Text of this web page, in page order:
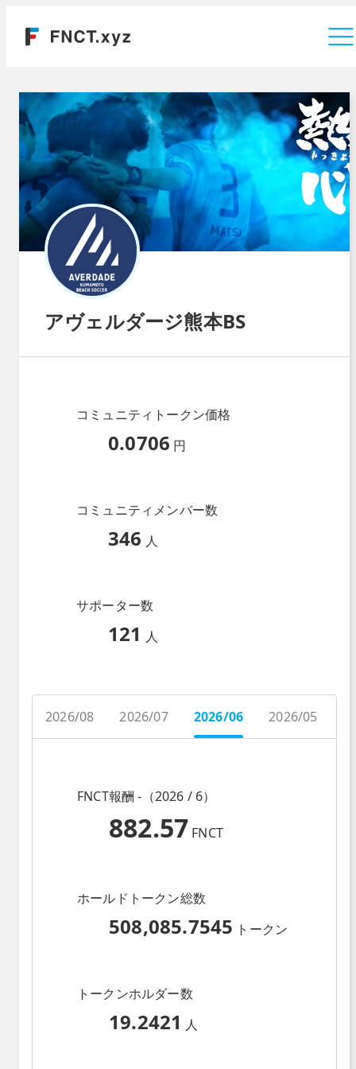
アヴェルダージ熊本BS
コミュニティトークン価格
0.0706 円
コミュニティメンバー数
346 人
サポーター数
121 人
2026/08 2026/07 2026/06 2026/05
FNCT報酬 -（2026 / 6）
882.57 FNCT
ホールドトークン総数
508,085.7545 トークン
トークンホルダー数
19.2421 人